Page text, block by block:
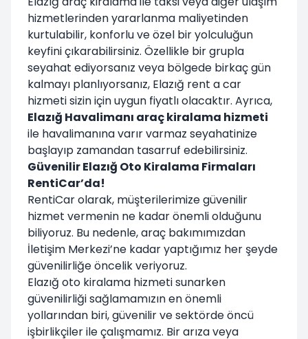
hizmetlerinden yararlanma maliyetinden
kurtulabilir, konforlu ve özel bir yolculuğun
keyfini çıkarabilirsiniz. Özellikle bir grupla
seyahat ediyorsanız veya bölgede birkaç gün
kalmayı planlıyorsanız, Elazığ rent a car
hizmeti sizin için uygun fiyatlı olacaktır. Ayrıca,
Elazığ Havalimanı araç kiralama hizmeti
ile havalimanına varır varmaz seyahatinize
başlayıp zamandan tasarruf edebilirsiniz.
Güvenilir Elazığ Oto Kiralama Firmaları
RentiCar’da!
RentiCar olarak, müşterilerimize güvenilir
hizmet vermenin ne kadar önemli olduğunu
biliyoruz. Bu nedenle, araç bakımımızdan
İletişim Merkezi’ne kadar yaptığımız her şeyde
güvenilirliğe öncelik veriyoruz.
Elazığ oto kiralama hizmeti sunarken
güvenilirliği sağlamamızın en önemli
yollarından biri, güvenilir ve sektörde öncü
işbirlikçiler ile çalışmamız. Bir arıza veya